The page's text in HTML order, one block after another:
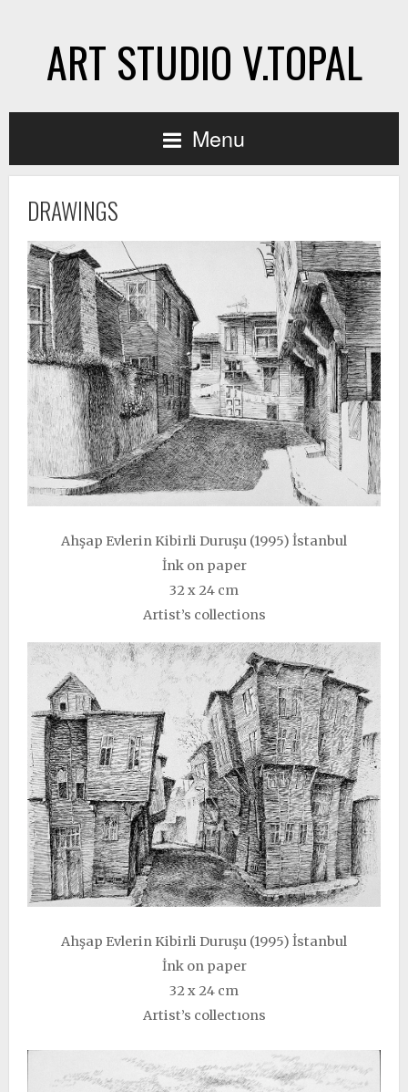
ART STUDIO V.TOPAL
Menu
DRAWINGS
Ahşap Evlerin Kibirli Duruşu (1995) İstanbul
İnk on paper
32 x 24 cm
Artist’s collections
Ahşap Evlerin Kibirli Duruşu (1995) İstanbul
İnk on paper
32 x 24 cm
Artist’s collectıons